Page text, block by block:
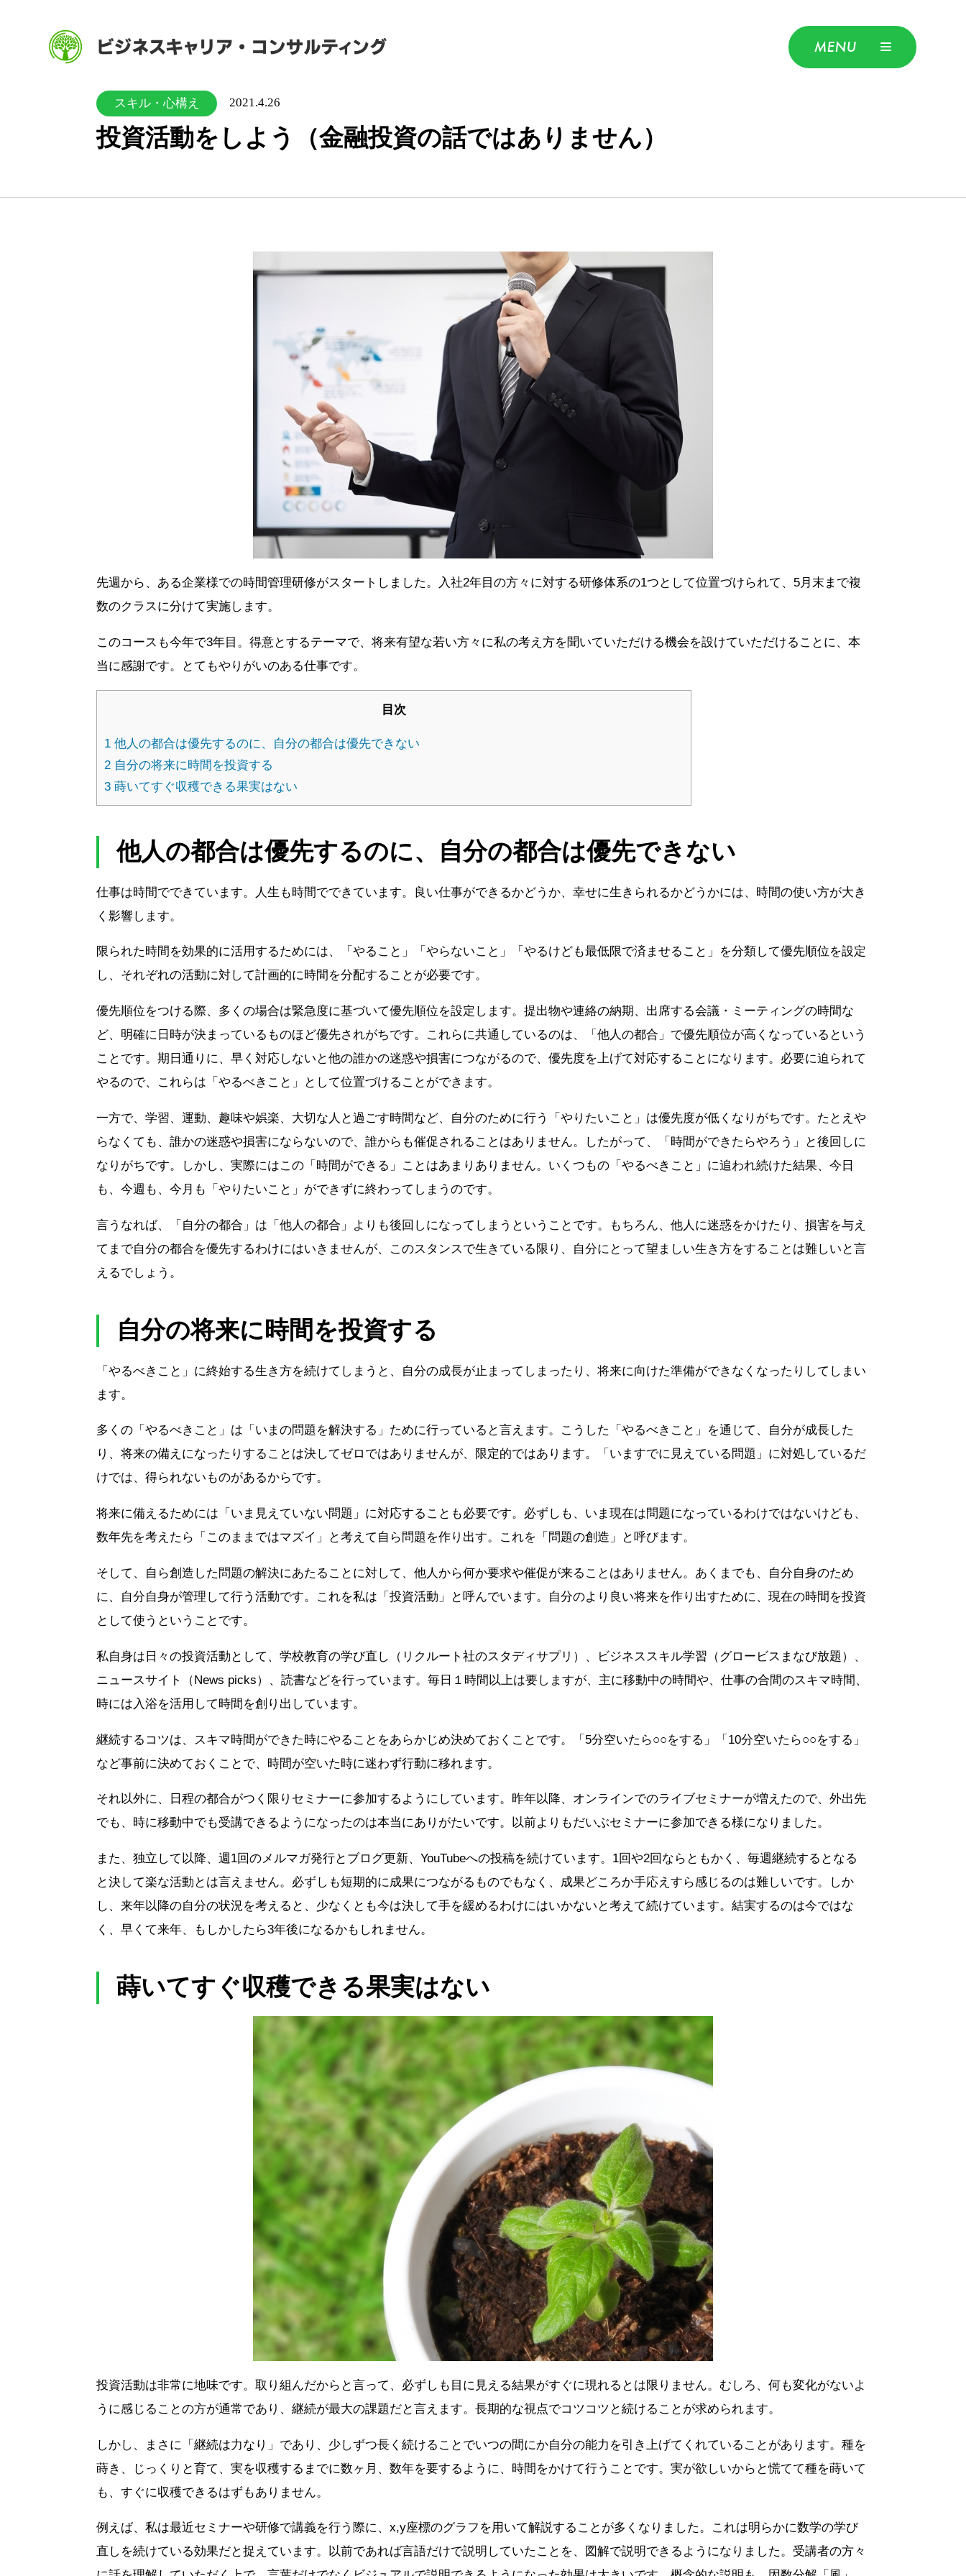
MENU
スキル・心構え 2021.4.26
投資活動をしよう（金融投資の話ではありません）
先週から、ある企業様での時間管理研修がスタートしました。入社2年目の方々に対する研修体系の1つとして位置づけられて、5月末まで複
数のクラスに分けて実施します。
このコースも今年で3年目。得意とするテーマで、将来有望な若い方々に私の考え方を聞いていただける機会を設けていただけることに、本
当に感謝です。とてもやりがいのある仕事です。
目次
1 他人の都合は優先するのに、自分の都合は優先できない
2 自分の将来に時間を投資する
3 蒔いてすぐ収穫できる果実はない
他人の都合は優先するのに、自分の都合は優先できない
仕事は時間でできています。人生も時間でできています。良い仕事ができるかどうか、幸せに生きられるかどうかには、時間の使い方が大き
く影響します。
限られた時間を効果的に活用するためには、「やること」「やらないこと」「やるけども最低限で済ませること」を分類して優先順位を設定
し、それぞれの活動に対して計画的に時間を分配することが必要です。
優先順位をつける際、多くの場合は緊急度に基づいて優先順位を設定します。提出物や連絡の納期、出席する会議・ミーティングの時間な
ど、明確に日時が決まっているものほど優先されがちです。これらに共通しているのは、「他人の都合」で優先順位が高くなっているという
ことです。期日通りに、早く対応しないと他の誰かの迷惑や損害につながるので、優先度を上げて対応することになります。必要に迫られて
やるので、これらは「やるべきこと」として位置づけることができます。
一方で、学習、運動、趣味や娯楽、大切な人と過ごす時間など、自分のために行う「やりたいこと」は優先度が低くなりがちです。たとえや
らなくても、誰かの迷惑や損害にならないので、誰からも催促されることはありません。したがって、「時間ができたらやろう」と後回しに
なりがちです。しかし、実際にはこの「時間ができる」ことはあまりありません。いくつもの「やるべきこと」に追われ続けた結果、今日
も、今週も、今月も「やりたいこと」ができずに終わってしまうのです。
言うなれば、「自分の都合」は「他人の都合」よりも後回しになってしまうということです。もちろん、他人に迷惑をかけたり、損害を与え
てまで自分の都合を優先するわけにはいきませんが、このスタンスで生きている限り、自分にとって望ましい生き方をすることは難しいと言
えるでしょう。
自分の将来に時間を投資する
「やるべきこと」に終始する生き方を続けてしまうと、自分の成長が止まってしまったり、将来に向けた準備ができなくなったりしてしまい
ます。
多くの「やるべきこと」は「いまの問題を解決する」ために行っていると言えます。こうした「やるべきこと」を通じて、自分が成長した
り、将来の備えになったりすることは決してゼロではありませんが、限定的ではあります。「いますでに見えている問題」に対処しているだ
けでは、得られないものがあるからです。
将来に備えるためには「いま見えていない問題」に対応することも必要です。必ずしも、いま現在は問題になっているわけではないけども、
数年先を考えたら「このままではマズイ」と考えて自ら問題を作り出す。これを「問題の創造」と呼びます。
そして、自ら創造した問題の解決にあたることに対して、他人から何か要求や催促が来ることはありません。あくまでも、自分自身のため
に、自分自身が管理して行う活動です。これを私は「投資活動」と呼んでいます。自分のより良い将来を作り出すために、現在の時間を投資
として使うということです。
私自身は日々の投資活動として、学校教育の学び直し（リクルート社のスタディサプリ）、ビジネススキル学習（グロービスまなび放題）、
ニュースサイト（News picks）、読書などを行っています。毎日１時間以上は要しますが、主に移動中の時間や、仕事の合間のスキマ時間、
時には入浴を活用して時間を創り出しています。
継続するコツは、スキマ時間ができた時にやることをあらかじめ決めておくことです。「5分空いたら○○をする」「10分空いたら○○をする」
など事前に決めておくことで、時間が空いた時に迷わず行動に移れます。
それ以外に、日程の都合がつく限りセミナーに参加するようにしています。昨年以降、オンラインでのライブセミナーが増えたので、外出先
でも、時に移動中でも受講できるようになったのは本当にありがたいです。以前よりもだいぶセミナーに参加できる様になりました。
また、独立して以降、週1回のメルマガ発行とブログ更新、YouTubeへの投稿を続けています。1回や2回ならともかく、毎週継続するとなる
と決して楽な活動とは言えません。必ずしも短期的に成果につながるものでもなく、成果どころか手応えすら感じるのは難しいです。しか
し、来年以降の自分の状況を考えると、少なくとも今は決して手を緩めるわけにはいかないと考えて続けています。結実するのは今ではな
く、早くて来年、もしかしたら3年後になるかもしれません。
蒔いてすぐ収穫できる果実はない
投資活動は非常に地味です。取り組んだからと言って、必ずしも目に見える結果がすぐに現れるとは限りません。むしろ、何も変化がないよ
うに感じることの方が通常であり、継続が最大の課題だと言えます。長期的な視点でコツコツと続けることが求められます。
しかし、まさに「継続は力なり」であり、少しずつ長く続けることでいつの間にか自分の能力を引き上げてくれていることがあります。種を
蒔き、じっくりと育て、実を収穫するまでに数ヶ月、数年を要するように、時間をかけて行うことです。実が欲しいからと慌てて種を蒔いて
も、すぐに収穫できるはずもありません。
例えば、私は最近セミナーや研修で講義を行う際に、x,y座標のグラフを用いて解説することが多くなりました。これは明らかに数学の学び
直しを続けている効果だと捉えています。以前であれば言語だけで説明していたことを、図解で説明できるようになりました。受講者の方々